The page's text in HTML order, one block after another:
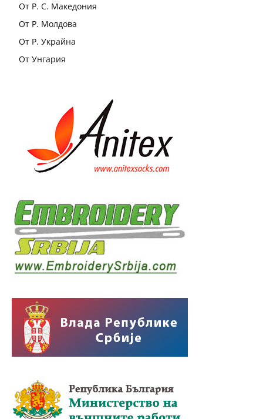
От Р. С. Македония
От Р. Молдова
От Р. Украйна
От Унгария